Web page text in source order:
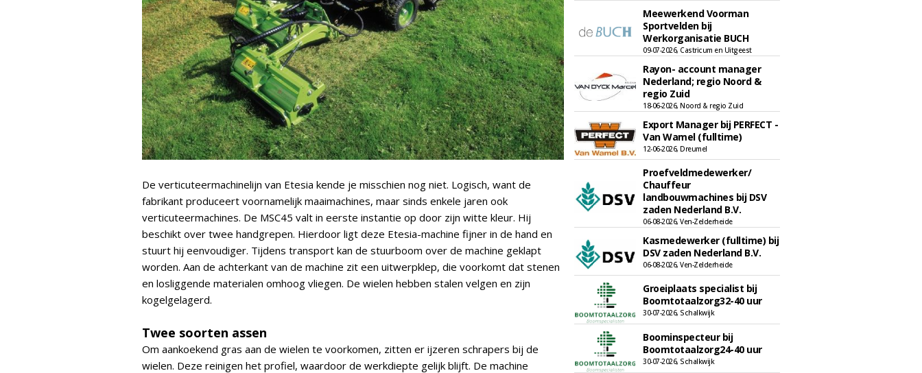
De verticuteermachinelijn van Etesia kende je misschien nog niet. Logisch, want de
fabrikant produceert voornamelijk maaimachines, maar sinds enkele jaren ook
verticuteermachines. De MSC45 valt in eerste instantie op door zijn witte kleur. Hij
beschikt over twee handgrepen. Hierdoor ligt deze Etesia-machine fijner in de hand en
stuurt hij eenvoudiger. Tijdens transport kan de stuurboom over de machine geklapt
worden. Aan de achterkant van de machine zit een uitwerpklep, die voorkomt dat stenen
en losliggende materialen omhoog vliegen. De wielen hebben stalen velgen en zijn
kogelgelagerd.
Twee soorten assen
Om aankoekend gras aan de wielen te voorkomen, zitten er ijzeren schrapers bij de
wielen. Deze reinigen het profiel, waardoor de werkdiepte gelijk blijft. De machine
Meewerkend Voorman
Sportvelden bij
Werkorganisatie BUCH
09-07-2026, Castricum en Uitgeest
Rayon- account manager
Nederland; regio Noord &
regio Zuid
18-06-2026, Noord & regio Zuid
Export Manager bij PERFECT -
Van Wamel (fulltime)
12-06-2026, Dreumel
Proefveldmedewerker/
Chauffeur
landbouwmachines bij DSV
zaden Nederland B.V.
06-08-2026, Ven-Zelderheide
Kasmedewerker (fulltime) bij
DSV zaden Nederland B.V.
06-08-2026, Ven-Zelderheide
Groeiplaats specialist bij
Boomtotaalzorg32-40 uur
30-07-2026, Schalkwijk
Boominspecteur bij
Boomtotaalzorg24-40 uur
30-07-2026, Schalkwijk